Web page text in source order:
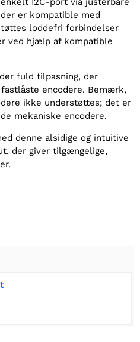
er kompatible med
loddefri forbindelser
ved hjælp af kompatible
fuld tilpasning, der
encodere. Bemærk,
ikke understøttes; det er
mekaniske encodere.
denne alsidige og intuitive
der giver tilgængelige,